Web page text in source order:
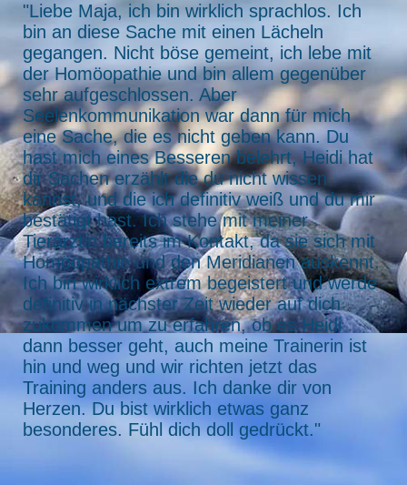
"Liebe Maja, ich bin wirklich sprachlos. Ich
bin an diese Sache mit einen Lächeln
gegangen. Nicht böse gemeint, ich lebe mit
der Homöopathie und bin allem gegenüber
sehr aufgeschlossen. Aber
Seelenkommunikation war dann für mich
eine Sache, die es nicht geben kann. Du
hast mich eines Besseren belehrt, Heidi hat
dir Sachen erzählt die du nicht wissen
kannst, und die ich definitiv weiß und du mir
bestätigt hast. Ich stehe mit meiner
Tierärztin bereits im Kontakt, da sie sich mit
Homöopathie und den Meridianen auskennt.
Ich bin wirklich extrem begeistert und werde
definitiv in nächster Zeit wieder auf dich
zukommen um zu erfahren, ob es Heidi
dann besser geht, auch meine Trainerin ist
hin und weg und wir richten jetzt das
Training anders aus. Ich danke dir von
Herzen. Du bist wirklich etwas ganz
besonderes. Fühl dich doll gedrückt."